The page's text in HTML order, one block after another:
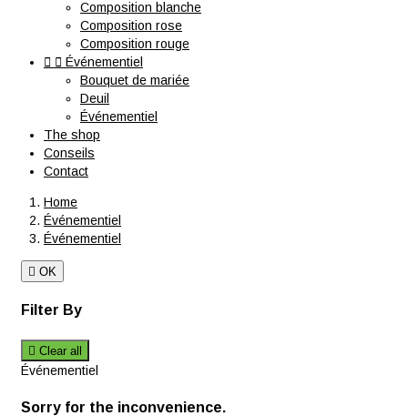
Composition blanche
Composition rose
Composition rouge
  Événementiel
Bouquet de mariée
Deuil
Événementiel
The shop
Conseils
Contact
Home
Événementiel
Événementiel
 OK
Filter By
 Clear all
Événementiel
Sorry for the inconvenience.